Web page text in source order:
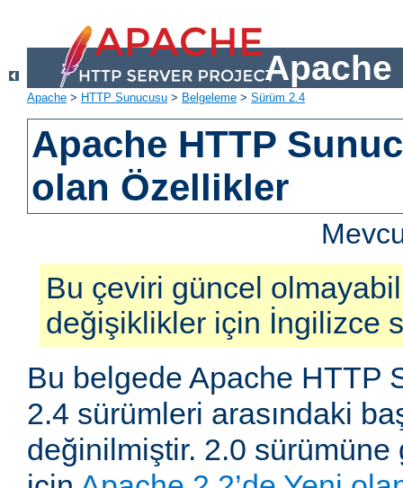
Apache
Apache > HTTP Sunucusu > Belgeleme > Sürüm 2.4
Apache HTTP
olan Özellikler
Bu çeviri güncel
değişiklikler için İngilizce
Bu belgede Apache HTTP
2.4 sürümleri arasındaki
değinilmiştir. 2.0